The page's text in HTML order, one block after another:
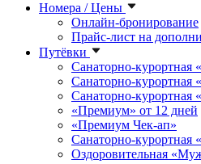
Номера / Цены
Онлайн-бронирование
Прайс-лист на
Путёвки
Санаторно-курортная
Санаторно-курортная
Санаторно-курортная
«Премиум» от 12 дней
«Премиум Чек-ап»
Санаторно-курортная
Оздоровительная